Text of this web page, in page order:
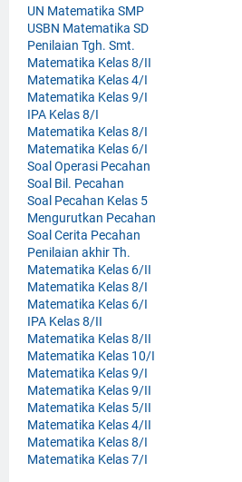
UN Matematika SMP
USBN Matematika SD
Penilaian Tgh. Smt.
Matematika Kelas 8/II
Matematika Kelas 4/I
Matematika Kelas 9/I
IPA Kelas 8/I
Matematika Kelas 8/I
Matematika Kelas 6/I
Soal Operasi Pecahan
Soal Bil. Pecahan
Soal Pecahan Kelas 5
Mengurutkan Pecahan
Soal Cerita Pecahan
Penilaian akhir Th.
Matematika Kelas 6/II
Matematika Kelas 8/I
Matematika Kelas 6/I
IPA Kelas 8/II
Matematika Kelas 8/II
Matematika Kelas 10/I
Matematika Kelas 9/I
Matematika Kelas 9/II
Matematika Kelas 5/II
Matematika Kelas 4/II
Matematika Kelas 8/I
Matematika Kelas 7/I